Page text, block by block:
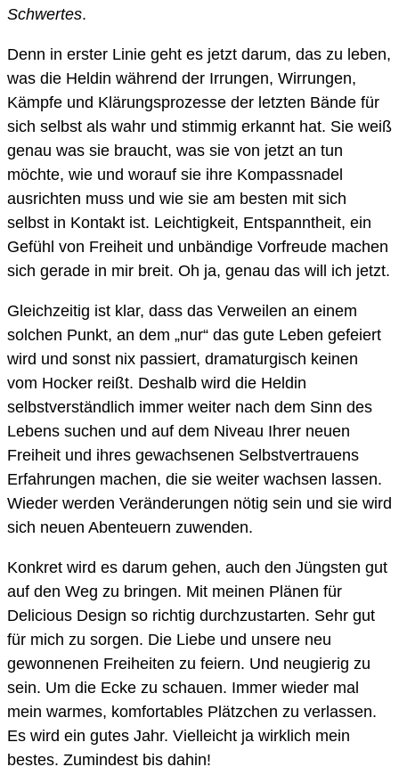
Schwertes.
Denn in erster Linie geht es jetzt darum, das zu leben,
was die Heldin während der Irrungen, Wirrungen,
Kämpfe und Klärungsprozesse der letzten Bände für
sich selbst als wahr und stimmig erkannt hat. Sie weiß
genau was sie braucht, was sie von jetzt an tun
möchte, wie und worauf sie ihre Kompassnadel
ausrichten muss und wie sie am besten mit sich
selbst in Kontakt ist. Leichtigkeit, Entspanntheit, ein
Gefühl von Freiheit und unbändige Vorfreude machen
sich gerade in mir breit. Oh ja, genau das will ich jetzt.
Gleichzeitig ist klar, dass das Verweilen an einem
solchen Punkt, an dem „nur“ das gute Leben gefeiert
wird und sonst nix passiert, dramaturgisch keinen
vom Hocker reißt. Deshalb wird die Heldin
selbstverständlich immer weiter nach dem Sinn des
Lebens suchen und auf dem Niveau Ihrer neuen
Freiheit und ihres gewachsenen Selbstvertrauens
Erfahrungen machen, die sie weiter wachsen lassen.
Wieder werden Veränderungen nötig sein und sie wird
sich neuen Abenteuern zuwenden.
Konkret wird es darum gehen, auch den Jüngsten gut
auf den Weg zu bringen. Mit meinen Plänen für
Delicious Design so richtig durchzustarten. Sehr gut
für mich zu sorgen. Die Liebe und unsere neu
gewonnenen Freiheiten zu feiern. Und neugierig zu
sein. Um die Ecke zu schauen. Immer wieder mal
mein warmes, komfortables Plätzchen zu verlassen.
Es wird ein gutes Jahr. Vielleicht ja wirklich mein
bestes. Zumindest bis dahin!